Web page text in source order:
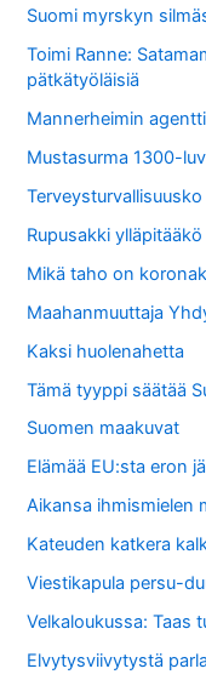
Suomi myrskyn
Toimi Ranne:
pätkätyöläisiä
Mannerheimin agentti
Mustasurma 1300-
Terveysturvallisuusko
Rupusakki
Mikä taho on
Maahanmuuttaja
Kaksi huolenahetta
Tämä tyyppi säätää
Suomen maakuvat
Elämää EU:sta eron
Aikansa ihmismielen
Kateuden katkera
Viestikapula persu-
Velkaloukussa: Taas
Elvytysviivytystä